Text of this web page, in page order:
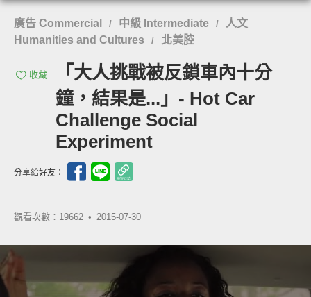
廣告 Commercial / 中級 Intermediate /
人文
Humanities and Cultures
/ 北美腔
收藏
「大人挑戰被反鎖車內十分
鐘，結果是...」- Hot Car
Challenge Social
Experiment
分享給好友：
觀看次數：19662 • 2015-07-30